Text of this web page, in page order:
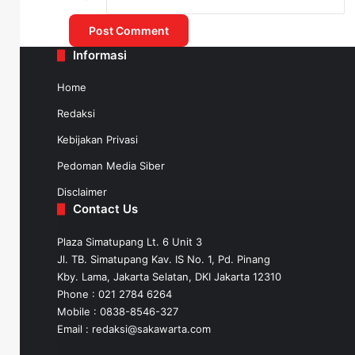
Informasi
Home
Redaksi
Kebijakan Privasi
Pedoman Media Siber
Disclaimer
Contact Us
Plaza Simatupang Lt. 6 Unit 3
Jl. TB. Simatupang Kav. IS No. 1, Pd. Pinang
Kby. Lama, Jakarta Selatan, DKI Jakarta 12310
Phone : 021 2784 6264
Mobile : 0838-8546-327
Email : redaksi@sakawarta.com